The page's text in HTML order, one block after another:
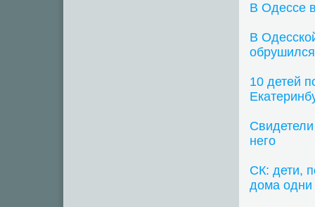
В Одессе
В
10 детей
него
СК: дети,
дома одни